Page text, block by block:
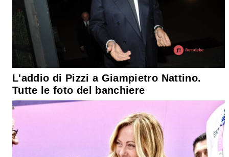
L'addio di Pizzi a Giampietro Nattino.
Tutte le foto del banchiere